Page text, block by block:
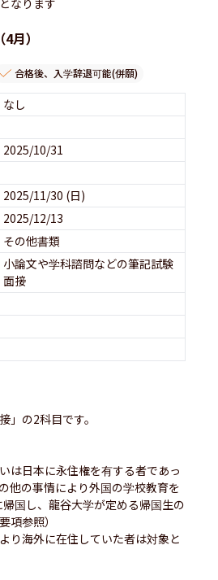
月）
合格後、入学辞退可能(併願)
なし
2025/10/31
2025/11/30 (日)
2025/12/13
その他書類
小論文や学科諮問などの筆記試験
面接
」の2科目です。
は日本に永住権を有する者であっ
他の事情により外国の学校教育を
国し、龍谷大学が定める帰国生の
項参照）
り海外に在住していた者は対象と